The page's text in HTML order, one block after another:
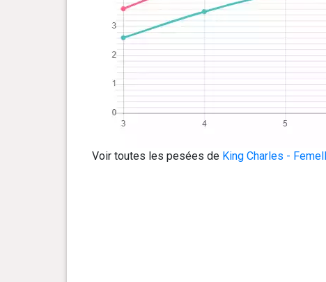
Voir toutes les pesées de King Charles -